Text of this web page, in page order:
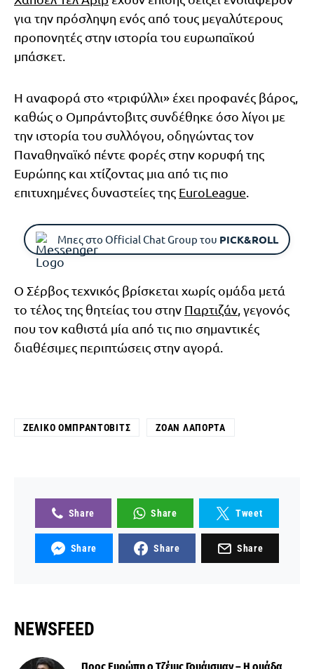
για την πρόσληψη ενός από τους μεγαλύτερους
προπονητές στην ιστορία του ευρωπαϊκού
μπάσκετ.
Η αναφορά στο «τριφύλλι» έχει προφανές βάρος,
καθώς ο Ομπράντοβιτς συνδέθηκε όσο λίγοι με
την ιστορία του συλλόγου, οδηγώντας τον
Παναθηναϊκό πέντε φορές στην κορυφή της
Ευρώπης και χτίζοντας μια από τις πιο
επιτυχημένες δυναστείες της EuroLeague
Μπες στο Official Chat Group του PICK&ROLL
Ο Σέρβος τεχνικός βρίσκεται χωρίς ομάδα μετά
το τέλος της θητείας του στην Παρτιζάν , γεγονός
που τον καθιστά μία από τις πιο σημαντικές
διαθέσιμες περιπτώσεις στην αγορά.
ΖΈΛΙΚΟ ΟΜΠΡΆΝΤΟΒΙΤΣ ΖΟΆΝ ΛΑΠΌΡΤΑ
Share Share Tweet
Share Share Share
NEWSFEED